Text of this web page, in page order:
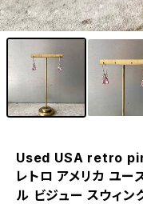
Used USA retro
レトロ アメリカ ユー
ル ビジュー スウィン